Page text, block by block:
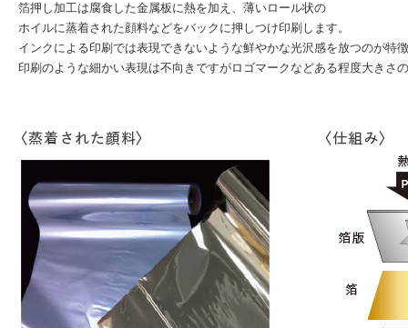
箔押し加工は腐食した金属板に熱を加え、薄いロール状の
ホイルに蒸着された顔料などをバックに押しつけ印刷します。
インクによる印刷では表現できないような鮮やかな光沢感を放つのが特
印刷のような細かい表現は不向きですがロゴマークなどある程度大きさ